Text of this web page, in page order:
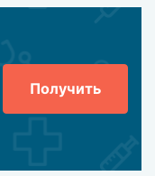
Получить